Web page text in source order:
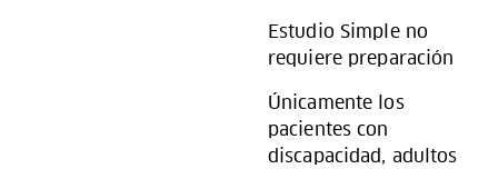
Estudio Simple no
requiere preparación
Únicamente los
pacientes con
discapacidad, adultos